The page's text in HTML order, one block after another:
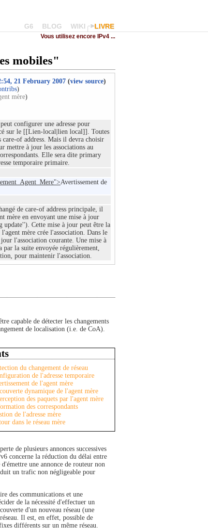
G6 BLOG WIKI LIVRE
Vous utilisez encore IPv4 ...
mobiles"
21 February 2007 (view source)
)
mère)
configurer une adresse pour
sur le [[Lien-local|lien local]]. Toutes
care-of address. Mais il devra choisir
mettre à jour les associations au
Elle sera dite primary
temporaire primaire.
Avertissement de
de care-of address principale, il
mère en envoyant une mise à jour
update''). Cette mise à jour peut être la
l'agent mère crée l'association. Dans le
l'association courante. Une mise à
par la suite envoyée régulièrement,
pour maintenir l'association.
capable de détecter les changements
de localisation (i.e. de CoA).
du changement de réseau
de l'adresse temporaire
de l'agent mère
dynamique de l'agent mère
des paquets par l'agent mère
des correspondants
de l'adresse mère
dans le réseau mère
de plusieurs annonces successives
concerne la réduction du délai entre
une annonce de routeur non
un trafic non négligeable pour
des communications et une
de la nécessité d'effectuer un
d'un nouveau réseau (une
Il est, en effet, possible de
différents sur un même réseau.